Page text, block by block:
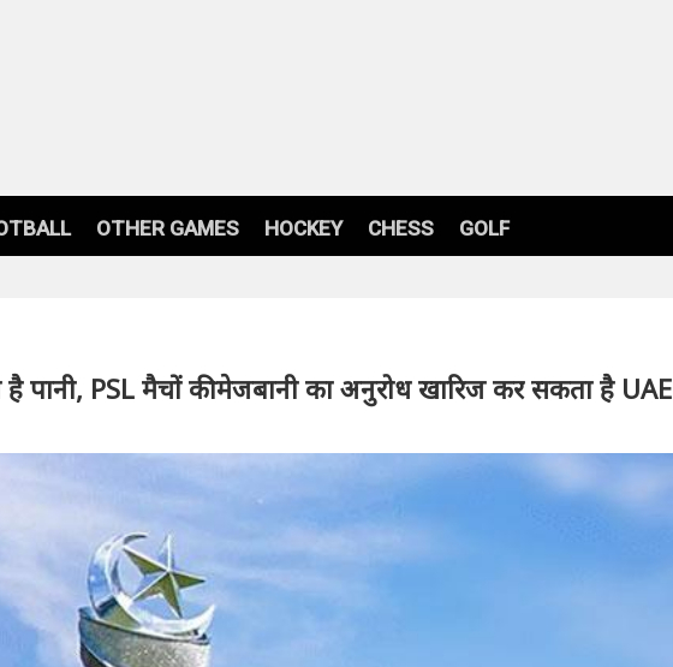
OTHER GAMES HOCKEY CHESS GOLF
पानी, PSL मैचों की मेजबानी का अनुरोध खारिज कर सकता है UAE